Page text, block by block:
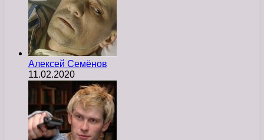
Алексей Семёнов
11.02.2020